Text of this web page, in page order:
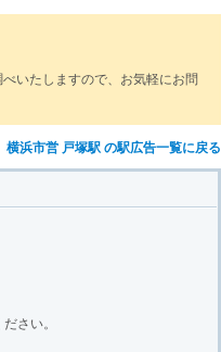
いたしますので、お気軽にお問
横浜市営 戸塚駅 の駅広告一覧に戻る
さい。